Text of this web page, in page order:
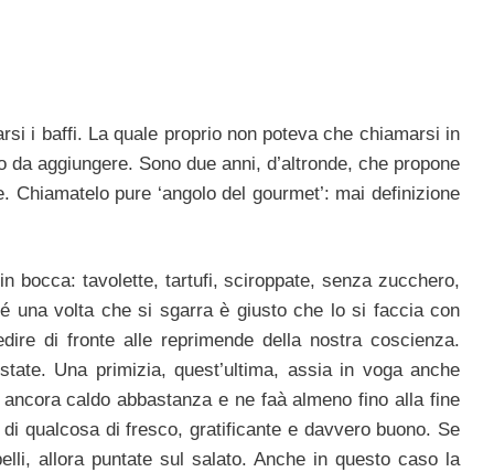
i baffi. La quale proprio non poteva che chiamarsi in
aggiungere. Sono due anni, d’altronde, che propone
pure ‘angolo del gourmet’: mai definizione
bocca: tavolette, tartufi, sciroppate, senza zucchero,
una volta che si sgarra è giusto che lo si faccia con
di fronte alle reprimende della nostra coscienza.
Una primizia, quest’ultima, assia in voga anche
caldo abbastanza e ne faà almeno fino alla fine
qualcosa di fresco, gratificante e davvero buono. Se
allora puntate sul salato. Anche in questo caso la